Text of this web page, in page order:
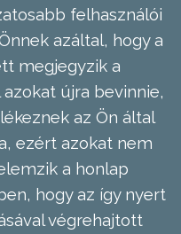
felhasználói
azáltal, hogy a
megjegyzik a
újra bevinnie,
az Ön által
ezért azokat nem
a honlap
hogy az így nyert
végrehajtott